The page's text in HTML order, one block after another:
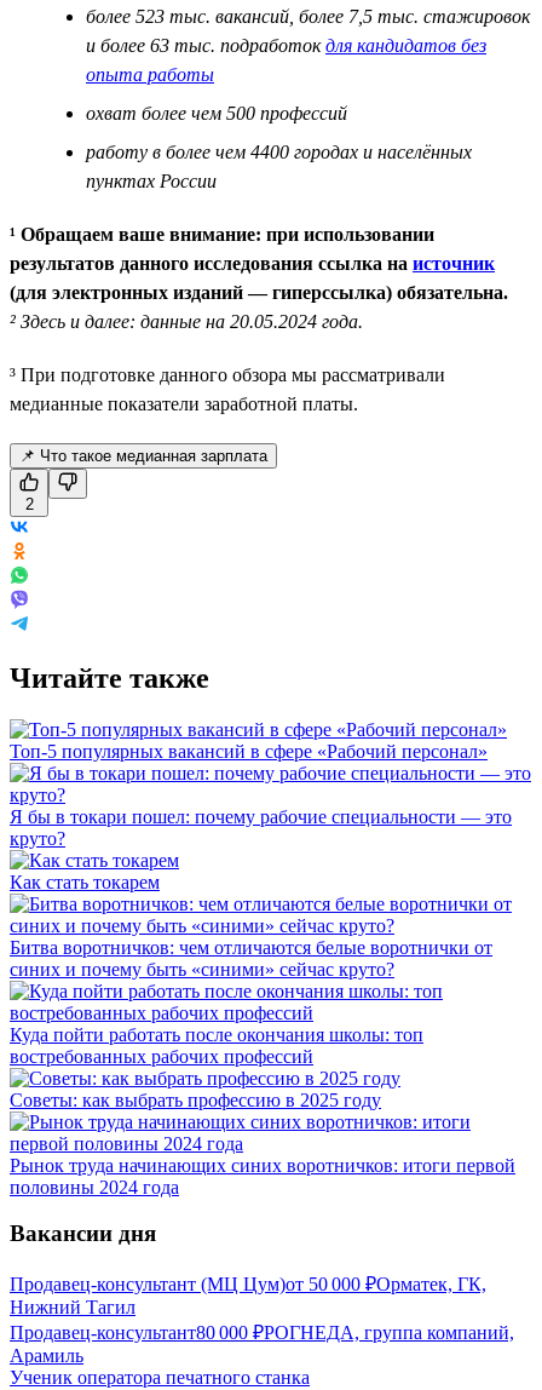
более 523 тыс. вакансий, более 7,5 тыс. стажировок
и более 63 тыс. подработокдля кандидатов без
опыта работы
охват более чем 500 профессий
работу в более чем 4400 городах и населённых
пунктах России
¹ Обращаем ваше внимание: при использовании
результатов данного исследования ссылка на источник
(для электронных изданий — гиперссылка) обязательна.
² Здесь и далее: данные на 20.05.2024 года.
³ При подготовке данного обзора мы рассматривали
медианные показатели заработной платы.
📌 Что такое медианная зарплата
2
Читайте также
Топ-5 популярных вакансий в сфере «Рабочий персонал»
Я бы в токари пошел: почему рабочие специальности — это
круто?
Как стать токарем
Битва воротничков: чем отличаются белые воротнички от
синих и почему быть «синими» сейчас круто?
Куда пойти работать после окончания школы: топ
востребованных рабочих профессий
Советы: как выбрать профессию в 2025 году
Рынок труда начинающих синих воротничков: итоги первой
половины 2024 года
Вакансии дня
Продавец-консультант (МЦ Цум)от 50 000 ₽Орматек, ГК,
Нижний Тагил
Продавец-консультант80 000 ₽РОГНЕДА, группа компаний,
Арамиль
Ученик оператора печатного станка